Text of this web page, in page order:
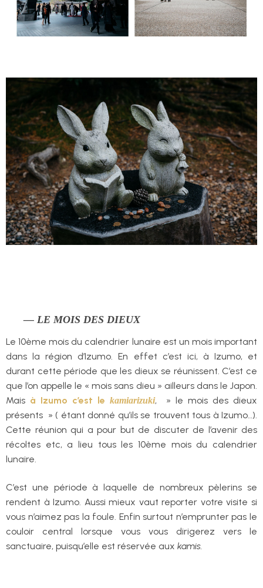
— LE MOIS DES DIEUX
Le 10ème mois du calendrier lunaire est un mois important
dans la région d’Izumo. En effet c’est ici, à Izumo, et
durant cette période que les dieux se réunissent. C’est ce
que l’on appelle le « mois sans dieu » ailleurs dans le Japon.
Mais à Izumo c’est le kamiarizuki, » le mois des dieux
présents » ( étant donné qu’ils se trouvent tous à Izumo…).
Cette réunion qui a pour but de discuter de l’avenir des
récoltes etc, a lieu tous les 10ème mois du calendrier
lunaire.
C’est une période à laquelle de nombreux pèlerins se
rendent à Izumo. Aussi mieux vaut reporter votre visite si
vous n’aimez pas la foule. Enfin surtout n’emprunter pas le
couloir central lorsque vous vous dirigerez vers le
sanctuaire, puisqu’elle est réservée aux kamis.